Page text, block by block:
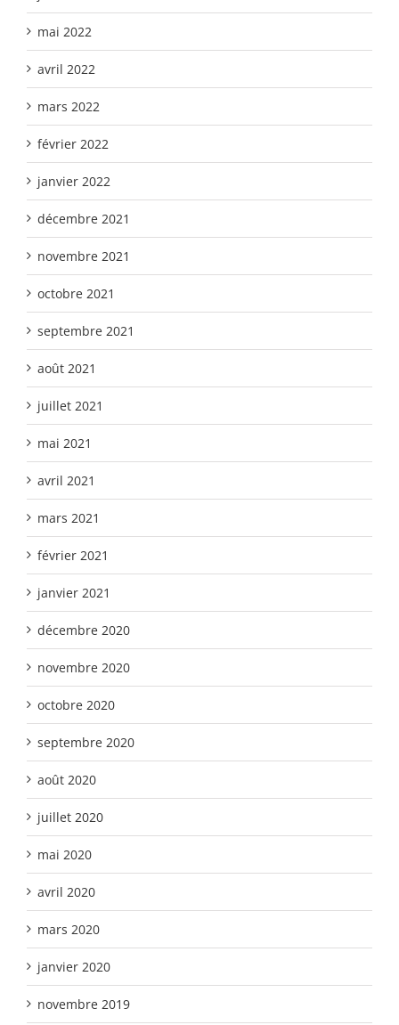
mai 2022
avril 2022
mars 2022
février 2022
janvier 2022
décembre 2021
novembre 2021
octobre 2021
septembre 2021
août 2021
juillet 2021
mai 2021
avril 2021
mars 2021
février 2021
janvier 2021
décembre 2020
novembre 2020
octobre 2020
septembre 2020
août 2020
juillet 2020
mai 2020
avril 2020
mars 2020
janvier 2020
novembre 2019